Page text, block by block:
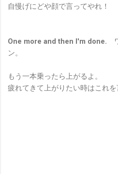
自慢げにどや顔で言ってやれ！
One more and then I'm done.
ン。
もう一本乗ったら上がるよ。
疲れてきて上がりたい時はこれを